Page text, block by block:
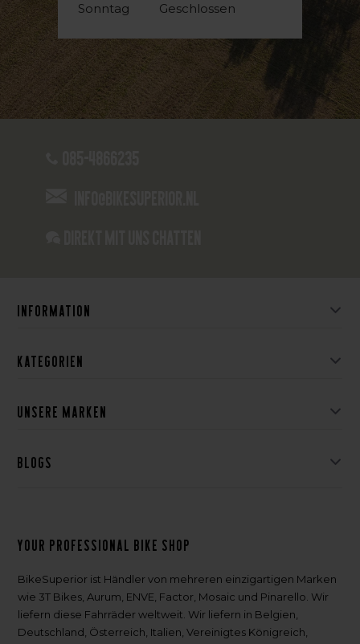
Sonntag
Geschlossen
Information
Kategorien
Unsere Marken
Blogs
Your professional bike shop
BikeSuperior ist Händler von mehreren einzigartigen Marken
wie 3T Bikes, Aurum, ENVE, Factor, Mosaic und Pinarello. Wir
liefern diese Fahrräder weltweit. Wir liefern in Belgien,
Deutschland, Österreich, Italien, Vereinigtes Königreich,